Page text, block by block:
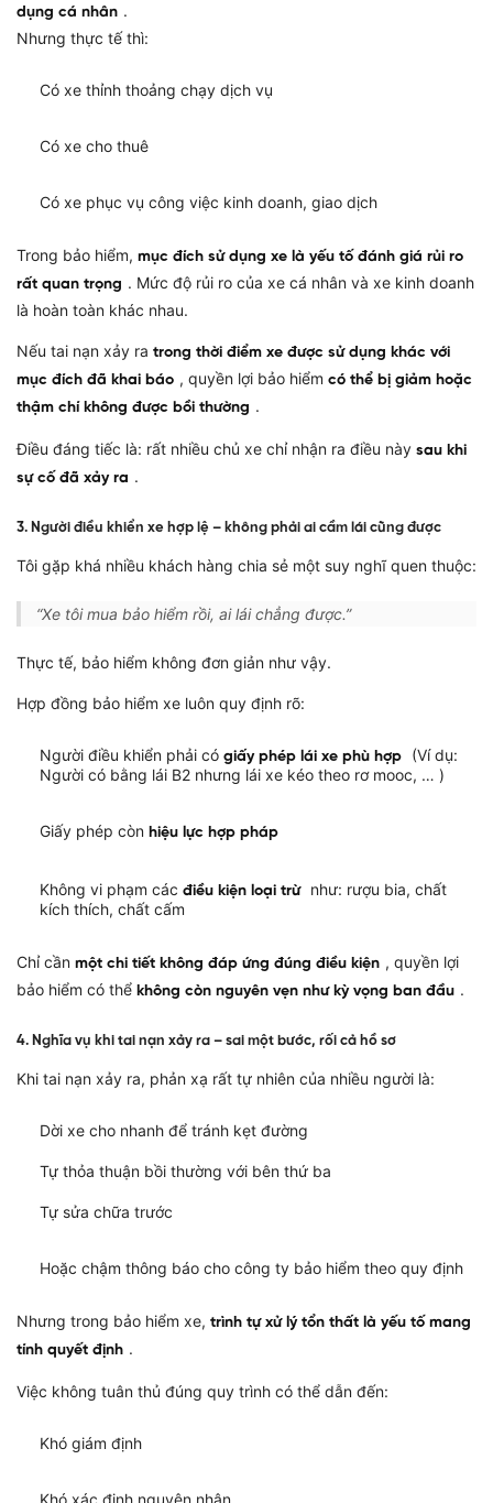
dụng cá nhân .
Nhưng thực tế thì:
Có xe thỉnh thoảng chạy dịch vụ
Có xe cho thuê
Có xe phục vụ công việc kinh doanh, giao dịch
Trong bảo hiểm, mục đích sử dụng xe là yếu tố đánh giá rủi ro
rất quan trọng . Mức độ rủi ro của xe cá nhân và xe kinh doanh
là hoàn toàn khác nhau.
Nếu tai nạn xảy ra trong thời điểm xe được sử dụng khác với
mục đích đã khai báo , quyền lợi bảo hiểm có thể bị giảm hoặc
thậm chí không được bồi thường .
Điều đáng tiếc là: rất nhiều chủ xe chỉ nhận ra điều này sau khi
sự cố đã xảy ra .
3. Người điều khiển xe hợp lệ – không phải ai cầm lái cũng được
Tôi gặp khá nhiều khách hàng chia sẻ một suy nghĩ quen thuộc:
“Xe tôi mua bảo hiểm rồi, ai lái chẳng được.”
Thực tế, bảo hiểm không đơn giản như vậy.
Hợp đồng bảo hiểm xe luôn quy định rõ:
Người điều khiển phải có giấy phép lái xe phù hợp
(Ví dụ:
Người có bằng lái B2 nhưng lái xe kéo theo rơ mooc, … )
Giấy phép còn hiệu lực hợp pháp
Không vi phạm các điều kiện loại trừ
như: rượu bia, chất
kích thích, chất cấm
Chỉ cần một chi tiết không đáp ứng đúng điều kiện , quyền lợi
bảo hiểm có thể không còn nguyên vẹn như kỳ vọng ban đầu .
4. Nghĩa vụ khi tai nạn xảy ra – sai một bước, rối cả hồ sơ
Khi tai nạn xảy ra, phản xạ rất tự nhiên của nhiều người là:
Dời xe cho nhanh để tránh kẹt đường
Tự thỏa thuận bồi thường với bên thứ ba
Tự sửa chữa trước
Hoặc chậm thông báo cho công ty bảo hiểm theo quy định
Nhưng trong bảo hiểm xe, trình tự xử lý tổn thất là yếu tố mang
tính quyết định .
Việc không tuân thủ đúng quy trình có thể dẫn đến:
Khó giám định
Khó xác định nguyên nhân